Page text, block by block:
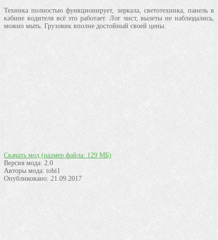
Техника полностью функционирует, зеркала, светотехника, панель в
кабине водителя всё это работает. Лог чист, вылеты не наблюдались,
можно мыть. Грузовик вполне достойный своей цены.
Скачать мод (размер файла: 129 МБ)
Версия мода: 2.0
Авторы мода: tobi1
Опубликовано:21.09.2017